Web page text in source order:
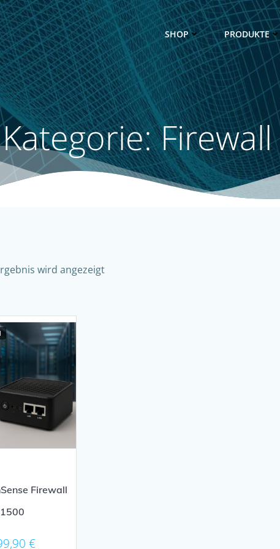
SHOP PRODUKTE
Kategorie: Firewall
wird angezeigt
Firewall
1500
€